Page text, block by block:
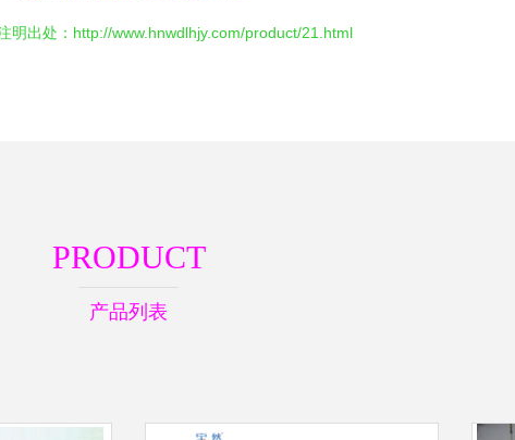
明出处：http://www.hnwdlhjy.com/product/21.html
PRODUCT
产品列表